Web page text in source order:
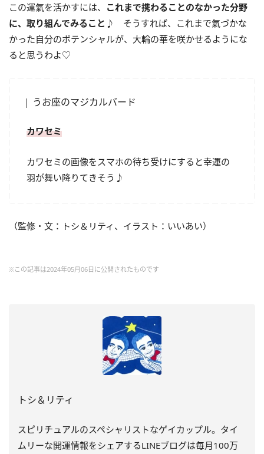
この運氣を活かすには、 これまで携わることのなかった分野
に、取り組んでみること♪
そうすれば、これまで氣づかな
かった自分のポテンシャルが、大輪の華を咲かせるようにな
ると思うわよ♡
うお座のマジカルバード
カワセミ
カワセミの画像をスマホの待ち受けにすると幸運の
羽が舞い降りてきそう♪
（監修・文：トシ＆リティ、イラスト：いいあい）
※この記事は2024年05月06日に公開されたものです
トシ＆リティ
スピリチュアルのスペシャリストなゲイカップル。タイ
ムリーな開運情報をシェアするLINEブログは毎月100万